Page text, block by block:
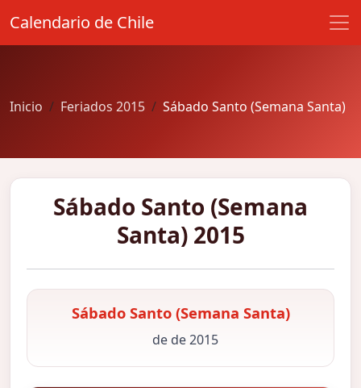
Calendario de Chile
Inicio Feriados 2015 Sábado Santo (Semana Santa)
Sábado Santo (Semana
Santa) 2015
Sábado Santo (Semana Santa)
de de 2015